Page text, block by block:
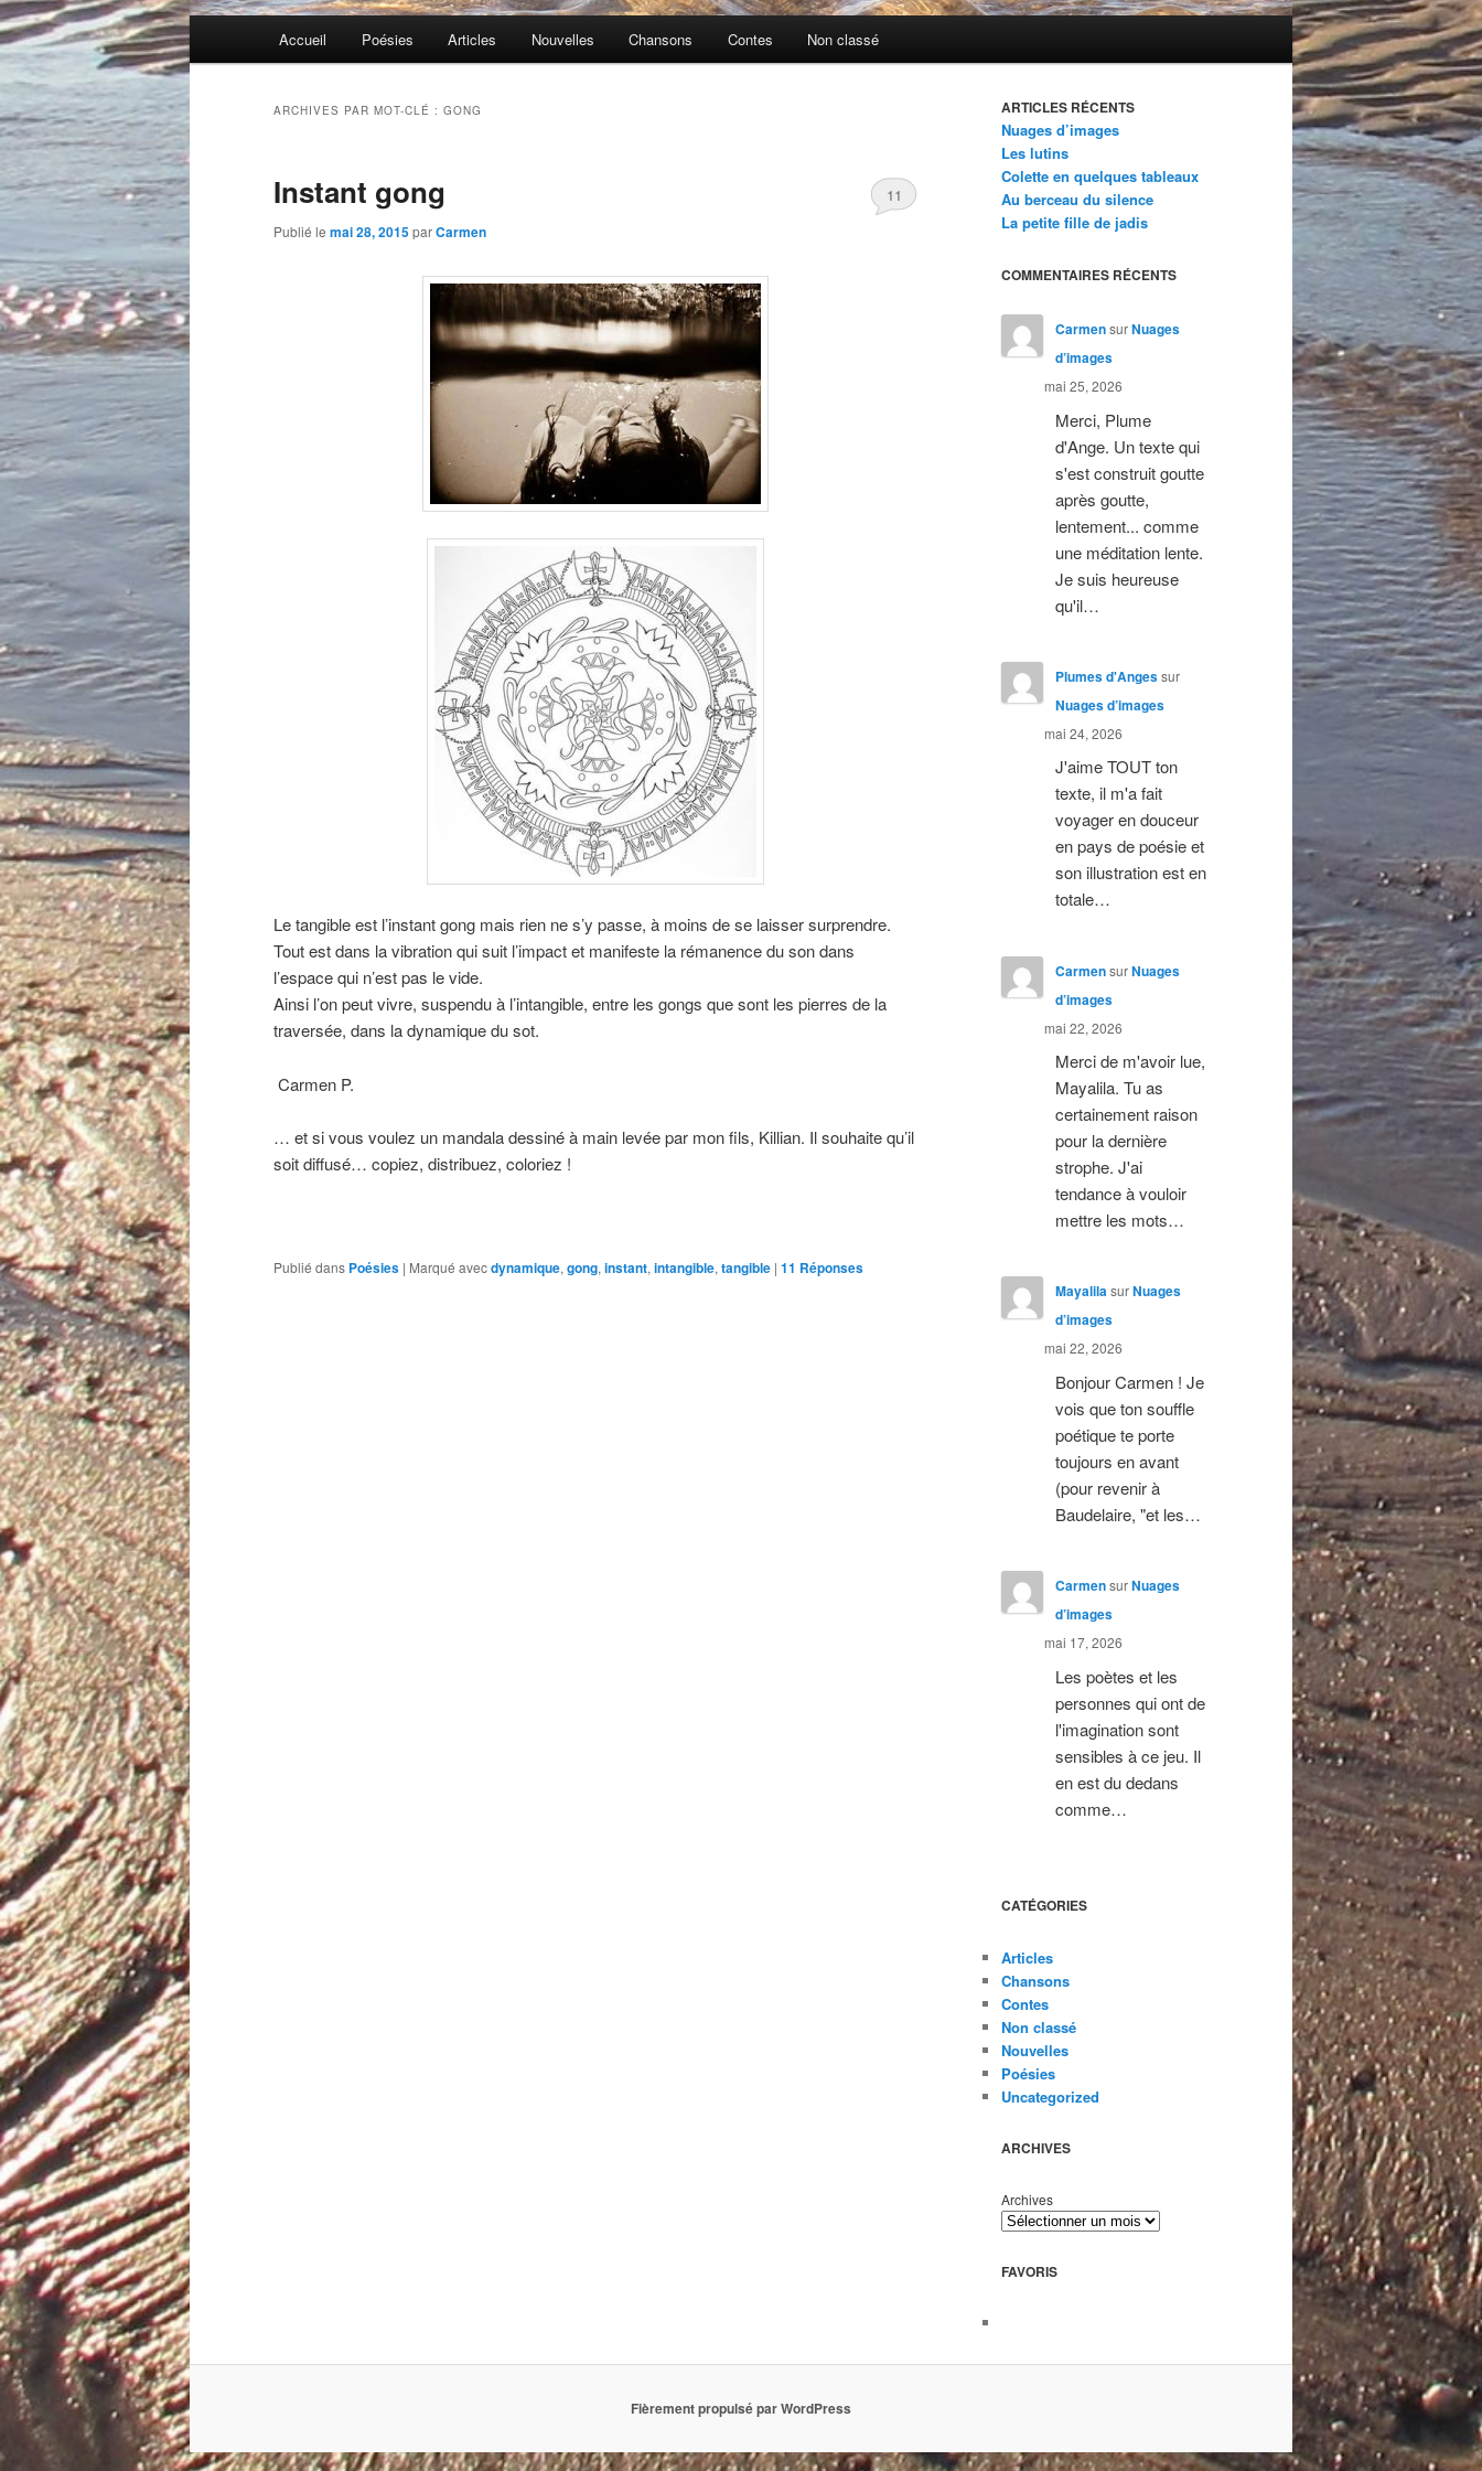
Accueil Poésies Articles Nouvelles Chansons Contes Non classé
ARCHIVES PAR MOT-CLÉ : GONG
Instant gong
Publié le mai 28, 2015parCarmen
11
Le tangible est l’instant gong mais rien ne s’y passe, à moins de se laisser surprendre.
Tout est dans la vibration qui suit l’impact et manifeste la rémanence du son dans
l’espace qui n’est pas le vide.
Ainsi l’on peut vivre, suspendu à l’intangible, entre les gongs que sont les pierres de la
traversée, dans la dynamique du sot.
Carmen P.
… et si vous voulez un mandala dessiné à main levée par mon fils, Killian. Il souhaite qu’il
soit diffusé… copiez, distribuez, coloriez !
Publié dans Poésies | Marqué avecdynamique, gong, instant, intangible, tangible | 11 Réponses
ARTICLES RÉCENTS
Nuages d’images
Les lutins
Colette en quelques tableaux
Au berceau du silence
La petite fille de jadis
COMMENTAIRES RÉCENTS
CarmensurNuages
d’images
mai 25, 2026
Merci, Plume
d'Ange. Un texte qui
s'est construit goutte
après goutte,
lentement... comme
une méditation lente.
Je suis heureuse
qu'il…
Plumes d'Angessur
Nuages d’images
mai 24, 2026
J'aime TOUT ton
texte, il m'a fait
voyager en douceur
en pays de poésie et
son illustration est en
totale…
CarmensurNuages
d’images
mai 22, 2026
Merci de m'avoir lue,
Mayalila. Tu as
certainement raison
pour la dernière
strophe. J'ai
tendance à vouloir
mettre les mots…
MayalilasurNuages
d’images
mai 22, 2026
Bonjour Carmen ! Je
vois que ton souffle
poétique te porte
toujours en avant
(pour revenir à
Baudelaire, "et les…
CarmensurNuages
d’images
mai 17, 2026
Les poètes et les
personnes qui ont de
l'imagination sont
sensibles à ce jeu. Il
en est du dedans
comme…
CATÉGORIES
Articles
Chansons
Contes
Non classé
Nouvelles
Poésies
Uncategorized
ARCHIVES
Archives
FAVORIS
Fièrement propulsé par WordPress